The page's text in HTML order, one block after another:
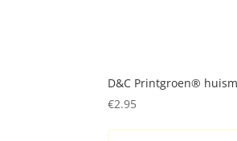
D&C Printgroen®
€2.95